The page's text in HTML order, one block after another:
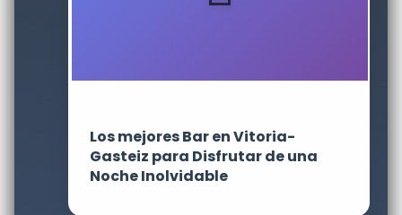
Los mejores Bar en Vitoria-
Gasteiz para Disfrutar de una
Noche Inolvidable